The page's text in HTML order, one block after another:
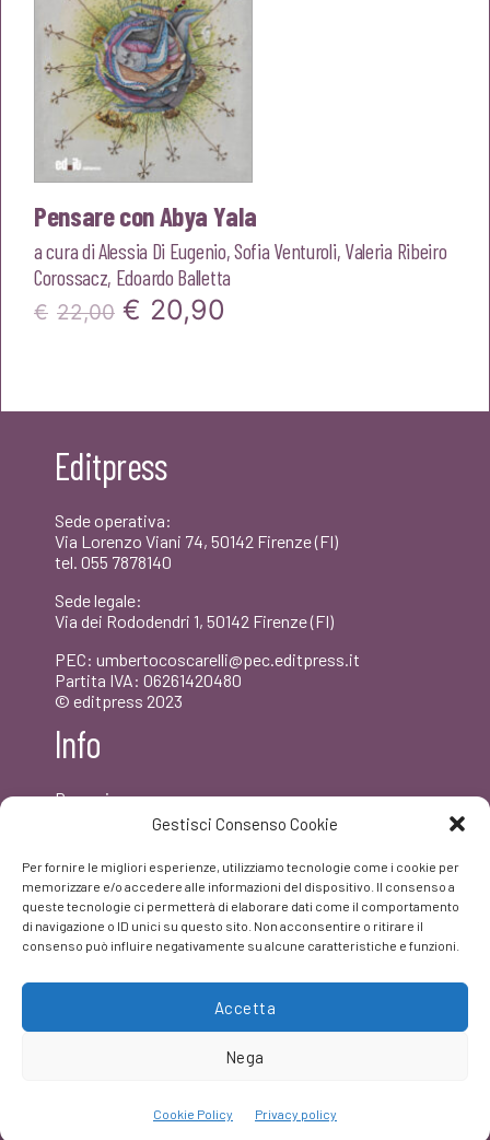
Gestisci Consenso Cookie
Per fornire le migliori esperienze, utilizziamo tecnologie come i cookie per
memorizzare e/o accedere alle informazioni del dispositivo. Il consenso a
queste tecnologie ci permetterà di elaborare dati come il comportamento
di navigazione o ID unici su questo sito. Non acconsentire o ritirare il
consenso può influire negativamente su alcune caratteristiche e funzioni.
Accetta
Nega
Cookie Policy Privacy policy
Pensare con Abya Yala
a cura diAlessia Di Eugenio,Sofia Venturoli, Valeria Ribeiro
Corossacz, Edoardo Balletta
€ 22,00 Il
€22,00.
€ 20,90
Editpress
Sede operativa:
Via Lorenzo Viani 74, 50142 Firenze (FI)
tel. 055 7878140
Sede legale:
Via dei Rododendri 1, 50142 Firenze (FI)
PEC: umbertocoscarelli@pec.editpress.it
Partita IVA: 06261420480
© editpress 2023
Info
Dove siamo
Privacy policy
FAQ
Facebook